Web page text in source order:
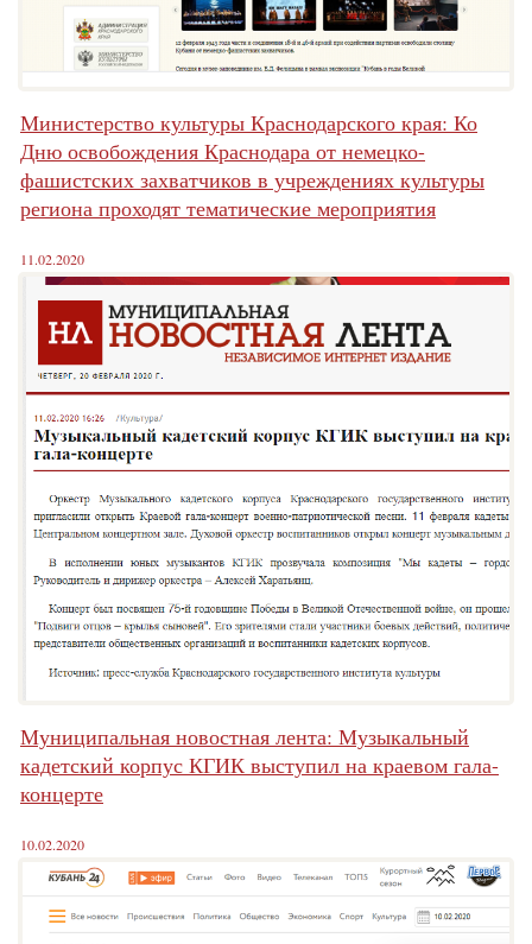
Министерство культуры Краснодарского края: Ко
Дню освобождения Краснодара от немецко-
фашистских захватчиков в учреждениях культуры
региона проходят тематические мероприятия
11.02.2020
Муниципальная новостная лента: Музыкальный
кадетский корпус КГИК выступил на краевом гала-
концерте
10.02.2020